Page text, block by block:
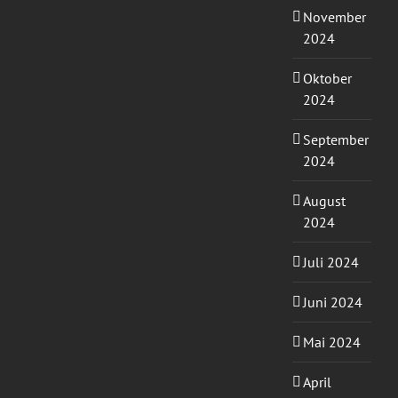
November
2024
Oktober
2024
September
2024
August
2024
Juli 2024
Juni 2024
Mai 2024
April